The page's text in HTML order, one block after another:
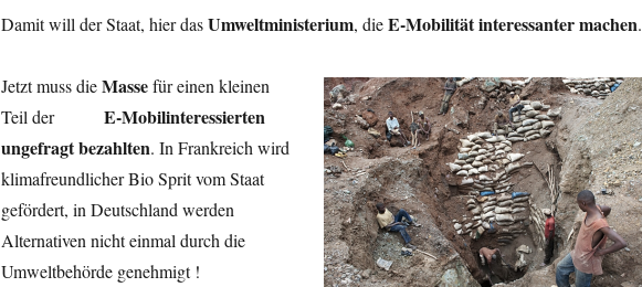
Damit will der Staat, hier dasUmweltministerium, dieE-Mobilität interessanter machen.
Jetzt muss dieMassefür einen kleinen
Teil der E-Mobilinteressierten
ungefragtbezahlten. In Frankreich wird
klimafreundlicher Bio Sprit vom Staat
gefördert, in Deutschland werden
Alternativen nicht einmal durch die
Umweltbehörde genehmigt!